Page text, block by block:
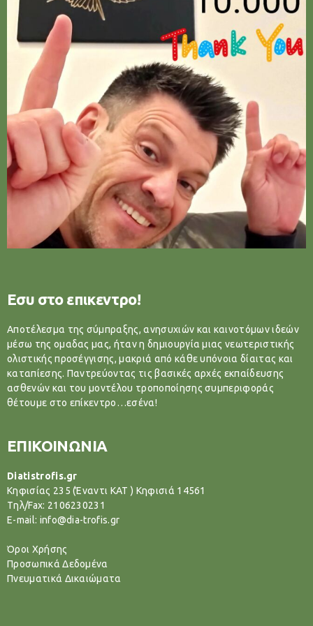
Εσυ στο επικεντρο!
Αποτέλεσμα της σύμπραξης, ανησυχιών και καινοτόμων ιδεών
μέσω της ομαδας μας, ήταν η δημιουργία μιας νεωτεριστικής
ολιστικής προσέγγισης, μακριά από κάθε υπόνοια δίαιτας και
καταπίεσης. Παντρεύοντας τις βασικές αρχές εκπαίδευσης
ασθενών και του μοντέλου τροποποίησης συμπεριφοράς
θέτουμε στο επίκεντρο…εσένα!
ΕΠΙΚΟΙΝΩΝΙΑ
Diatistrofis.gr
Κηφισίας 235 (Έναντι ΚΑΤ ) Κηφισιά 14561
Tηλ/Fax: 2106230231
E-mail: info@dia-trofis.gr
Όροι Χρήσης
Προσωπικά Δεδομένα
Πνευματικά Δικαιώματα